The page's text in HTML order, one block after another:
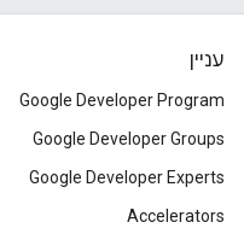
עניין
Google Developer Program
Google Developer Groups
Google Developer Experts
Accelerators